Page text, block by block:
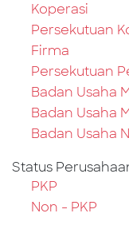
Koperasi
Persekutuan
Firma
Persekutuan
Badan Usaha
Badan Usaha
Badan Usaha
Status
PKP
Non - PKP